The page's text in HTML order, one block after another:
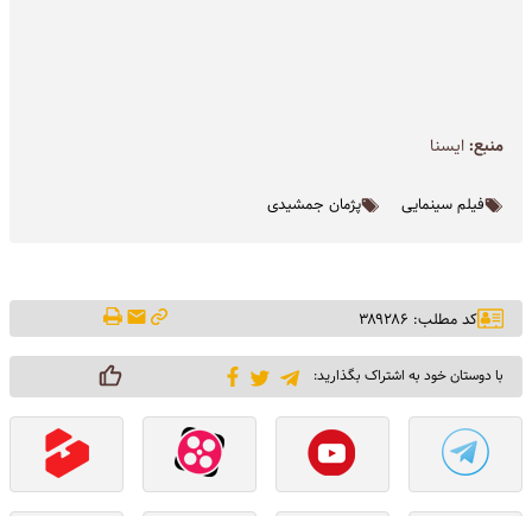
منبع:ايسنا
فیلم سینمایی پژمان جمشیدی
کد مطلب: ۳۸۹۲۸۶
با دوستان خود به اشتراک بگذارید: